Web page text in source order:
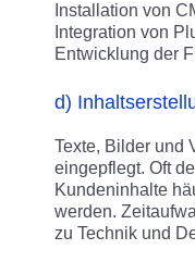
Installation von
Integration von
Entwicklung der
d)
Texte, Bilder und
eingepflegt. Oft
Kundeninhalte
werden.
zu Technik und